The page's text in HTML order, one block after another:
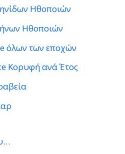
Ηθοποιών
Ηθοποιών
όλων των εποχών
Κορυφή ανά Έτος